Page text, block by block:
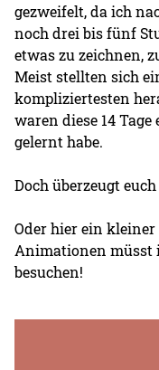
gezweifelt, da ich
noch drei bis fünf
etwas zu zeichnen,
Meist stellten sich
kompliziertesten
waren diese 14
gelernt habe.
Doch überzeugt
Oder hier ein
Animationen müsst
besuchen!